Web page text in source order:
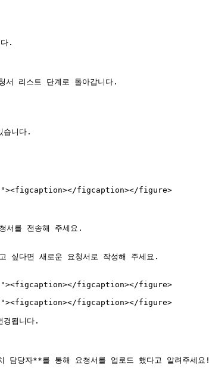
.
리스트 단계로 돌아갑니다.
figcaption></figure>
서를 전송해 주세요.
싶다면 새로운 요청서로 작성해 주세요.
figcaption></figure>
figcaption></figure>
됩니다.
담당자**를 통해 요청서를 업로드 했다고 알려주세요!